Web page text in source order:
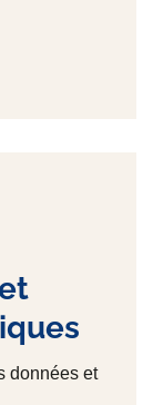
données et